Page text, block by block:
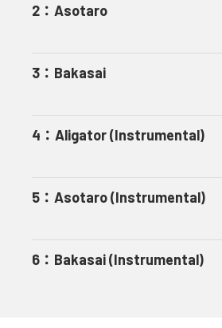
2 ： Asotaro
3 ： Bakasai
4 ： Aligator (Instrumental)
5 ： Asotaro (Instrumental)
6 ： Bakasai (Instrumental)